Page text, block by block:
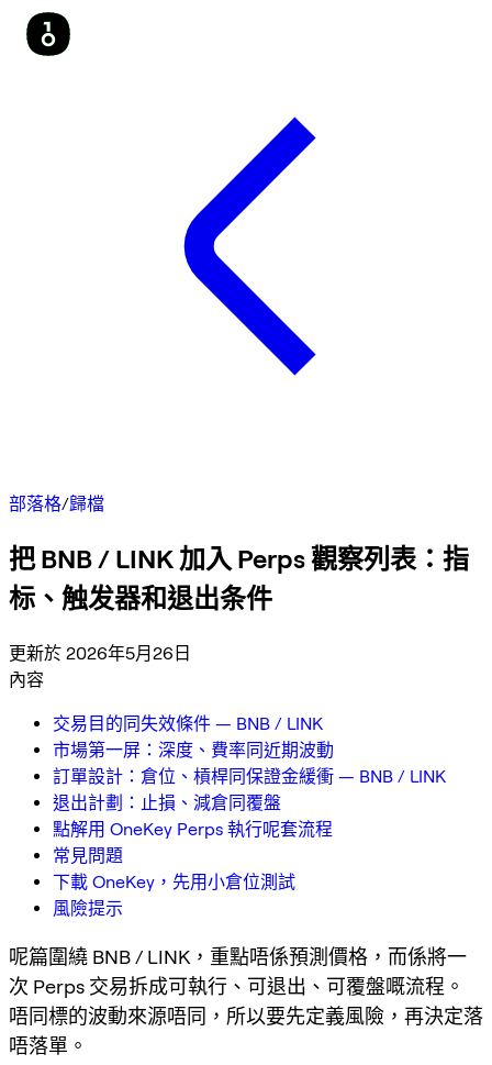
部落格/歸檔
把 BNB / LINK 加入 Perps 觀察列表：指
标、触发器和退出条件
更新於 2026年5月26日
內容
交易目的同失效條件 — BNB / LINK
市場第一屏：深度、費率同近期波動
訂單設計：倉位、槓桿同保證金緩衝 — BNB / LINK
退出計劃：止損、減倉同覆盤
點解用 OneKey Perps 執行呢套流程
常見問題
下載 OneKey，先用小倉位測試
風險提示
呢篇圍繞 BNB / LINK，重點唔係預測價格，而係將一
次 Perps 交易拆成可執行、可退出、可覆盤嘅流程。
唔同標的波動來源唔同，所以要先定義風險，再決定落
唔落單。